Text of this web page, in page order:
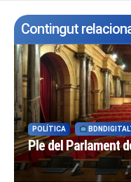
Contingut
POLÍTICA
Ple del Parlament